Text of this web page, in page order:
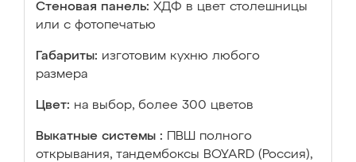
Стеновая панель: ХДФ в цвет столешницы
или с фотопечатью
Габариты: изготовим кухню любого
размера
Цвет: на выбор, более 300 цветов
Выкатные системы :
ПВШ полного
открывания, тандембоксы BOYARD (Россия),